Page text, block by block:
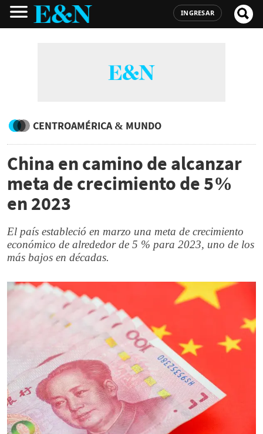
INGRESAR
CENTROAMÉRICA & MUNDO
China en camino de alcanzar
meta de crecimiento de 5%
en 2023
El país estableció en marzo una meta de crecimiento
económico de alrededor de 5 % para 2023, uno de los
más bajos en décadas.